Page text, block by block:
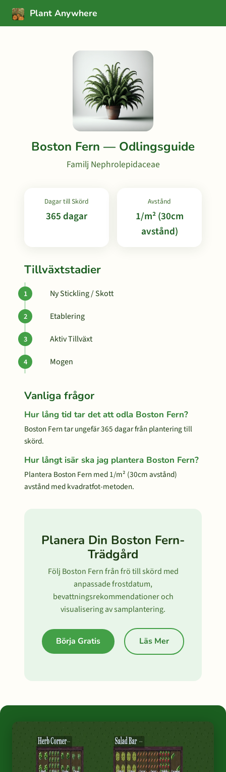
Plant Anywhere
Boston Fern — Odlingsguide
Familj Nephrolepidaceae
Dagar till Skörd
365 dagar
Avstånd
1/m² (30cm
avstånd)
Tillväxtstadier
Ny Stickling / Skott
Etablering
Aktiv Tillväxt
Mogen
Vanliga frågor
Hur lång tid tar det att odla Boston Fern?
Boston Fern tar ungefär 365 dagar från plantering till
skörd.
Hur långt isär ska jag plantera Boston Fern?
Plantera Boston Fern med 1/m² (30cm avstånd)
avstånd med kvadratfot-metoden.
Planera Din Boston Fern-
Trädgård
Följ Boston Fern från frö till skörd med
anpassade frostdatum,
bevattningsrekommendationer och
visualisering av samplantering.
Börja Gratis Läs Mer